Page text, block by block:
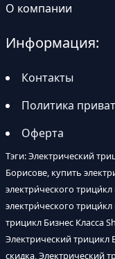
О компании
Информация:
Контакты
Политика
Оферта
Тэги: Электрический
Борисове, купить
электри́ческого
электри́ческого
трицикл Бизнес Класса
Электрический трицикл
скидка, Электрический